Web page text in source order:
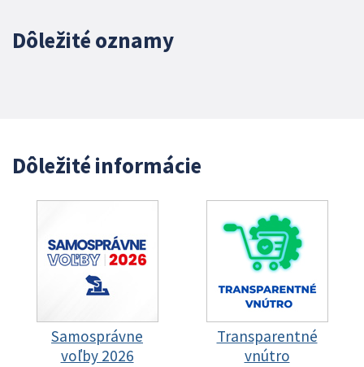
Dôležité oznamy
Dôležité informácie
Samosprávne
voľby 2026
Transparentné
vnútro